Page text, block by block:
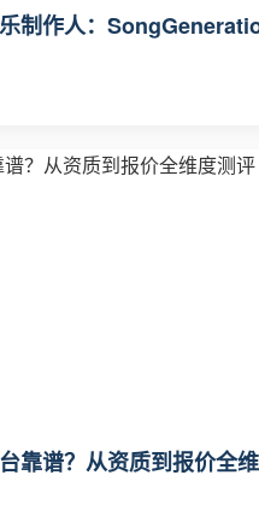
制作人：
靠谱？从资质到报价全